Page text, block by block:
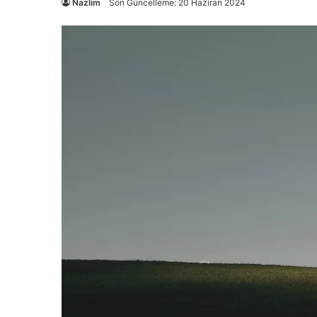
Nazlim Son Güncelleme: 20 Haziran 2024